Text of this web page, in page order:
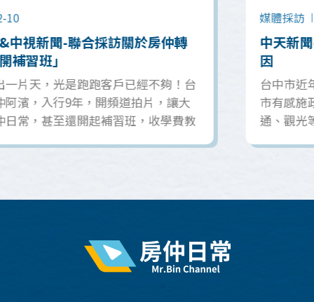
中天新聞-受邀講解台中海線成房市熱區原
因
台中市近年來發展熱絡，在2022年度&quot;縣
市有感施政&quot;調查中，一口氣拿下經濟、交
通、觀光等9面金牌，居全台之冠隨著知名商場
三井OUTLET進駐，市府交通建設規劃，憑藉海